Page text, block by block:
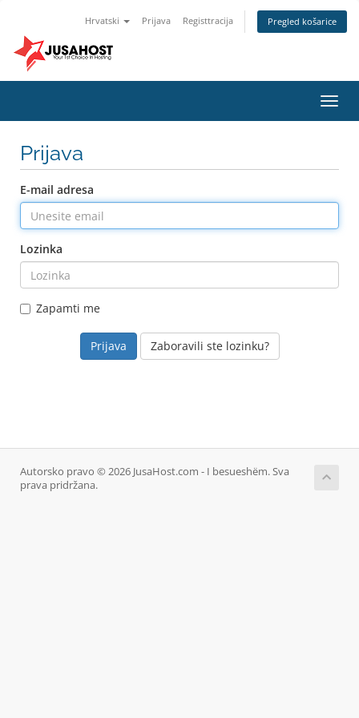
Hrvatski Prijava Registtracija Pregled košarice
Prijava
E-mail adresa
Lozinka
Zapamti me
Zaboravili ste lozinku?
Autorsko pravo © 2026 JusaHost.com - I besueshëm. Sva
prava pridržana.